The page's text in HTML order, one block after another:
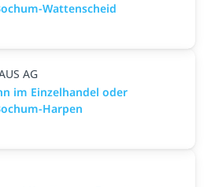
Wattenscheid
AG
im Einzelhandel oder
Harpen